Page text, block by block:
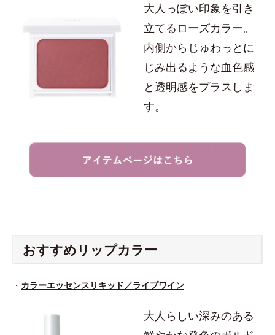
大人っぽい印象を引き
立てるローズカラー。
内側からじゅわっとに
じみ出るような血色感
と透明感をプラスしま
す。
おすすめリップカラー
・ カラーエッセンスリキッド／ライプワイン
大人らしい深みのある